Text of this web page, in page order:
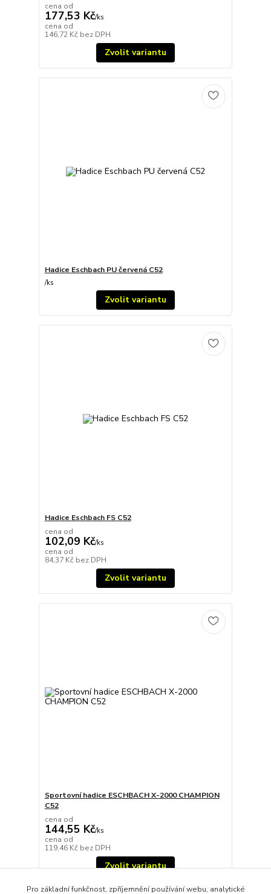
cena od
177,53 Kč/ks
cena od
146,72 Kč bez DPH
Zvolit variantu
Hadice Eschbach PU červená C52
/ks
Zvolit variantu
Hadice Eschbach FS C52
cena od
102,09 Kč/ks
cena od
84,37 Kč bez DPH
Zvolit variantu
Sportovní hadice ESCHBACH X-2000 CHAMPION
C52
cena od
144,55 Kč/ks
cena od
119,46 Kč bez DPH
Zvolit variantu
Pro základní funkčnost, zpříjemnění používání webu, analytické